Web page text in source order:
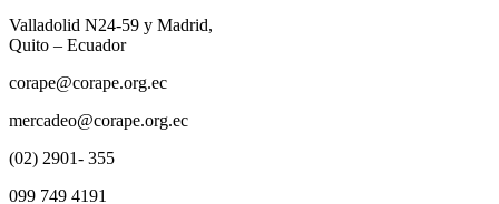
Valladolid N24-59 y Madrid,
Quito – Ecuador
corape@corape.org.ec
mercadeo@corape.org.ec
(02) 2901- 355
099 749 4191